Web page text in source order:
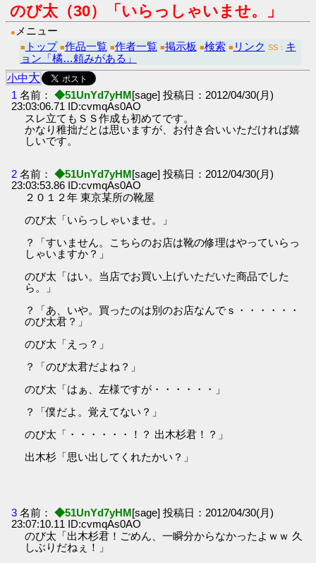
のび太（30）「いらっしゃいませ。」
● メニュー
■ トップ ■作品一覧 ■作者一覧 ■掲示板 ■検索 ■ リンク SS： キ
ョン「橘…頼みがある」
小中大
1 名前： ◆51UnYd7yHM[sage] 投稿日：2012/04/30(月)
23:03:06.71 ID:cvmqAs0AO
スレ立てもＳＳ作成も初めてです。
かなり稚拙だとは思いますが、お付き合いいただければ嬉
しいです。
2 名前： ◆51UnYd7yHM[sage] 投稿日：2012/04/30(月)
23:03:53.86 ID:cvmqAs0AO
２０１２年 東京某所の靴屋
のび太「いらっしゃいませ。」
？「すいません。こちらのお店は靴の修理はやっていらっ
しゃいますか？」
のび太「はい。当店でお買い上げいただいた商品でした
ら。」
？「あ、いや。買ったのは別のお店なんでｓ・・・・・・
のび太君？」
のび太「えっ？」
？「のび太君だよね？」
のび太「はぁ、左様ですが・・・・・・」
？「僕だよ。覚えてない？」
のび太「・・・・・・！？ 出木杉君！？」
出木杉「思い出してくれたかい？」
3 名前： ◆51UnYd7yHM[sage] 投稿日：2012/04/30(月)
23:07:10.11 ID:cvmqAs0AO
のび太「出木杉君！ごめん、一瞬分からなかったよｗｗ 久
しぶりだねぇ！」